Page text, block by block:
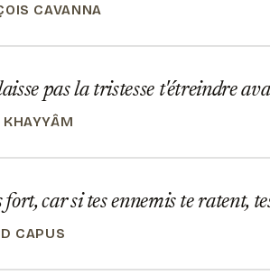
CAVANNA
pas la tristesse t'étreindre
KHAYYÂM
fort, car si tes ennemis te ratent,
CAPUS